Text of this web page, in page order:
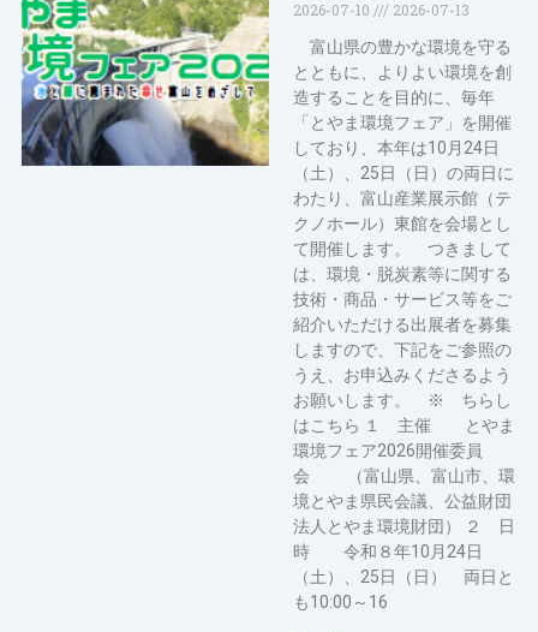
2026-07-10
2026-07-13
富山県の豊かな環境を守る
とともに、よりよい環境を創
造することを目的に、毎年
「とやま環境フェア」を開催
しており、本年は10月24日
（土）、25日（日）の両日に
わたり、富山産業展示館（テ
クノホール）東館を会場とし
て開催します。 つきまして
は、環境・脱炭素等に関する
技術・商品・サービス等をご
紹介いただける出展者を募集
しますので、下記をご参照の
うえ、お申込みくださるよう
お願いします。 ※ ちらし
はこちら １ 主催 とやま
環境フェア2026開催委員
会 （富山県、富山市、環
境とやま県民会議、公益財団
法人とやま環境財団） ２ 日
時 令和８年10月24日
（土）、25日（日） 両日と
も10:00～16